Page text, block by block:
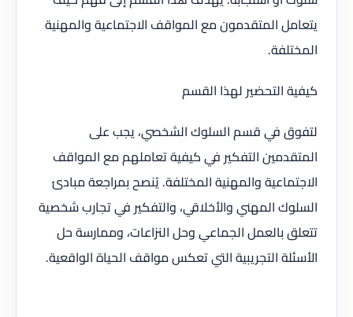
يتعامل المتقدمون مع المواقف الاجتماعية والمهنية
المختلفة.
كيفية التحضير لهذا القسم
لتفوق في قسم السلوك الشخصي، يجب على
المتقدمين التفكير في كيفية تعاملهم مع المواقف
الاجتماعية والمهنية المختلفة. يُنصح بمراجعة مبادئ
السلوك المهني والأخلاقي، والتفكير في تجارب شخصية
تتعلق بالعمل الجماعي وحل النزاعات، وممارسة حل
الأسئلة التجريبية التي تعكس مواقف الحياة الواقعية.